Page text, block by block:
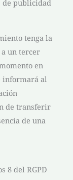
de publicidad
tenga la
un tercer
en
informará al
de transferir
de una
8 del RGPD